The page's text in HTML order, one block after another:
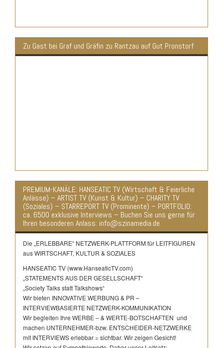
Zu Gast bei Graf und Gräfin zu Rantzau auf Gut Pronstorf
PREMIUM-KANÄLE: HANSEATIC TV (Wirtschaft & Feierliche
Anlässe) – ARTIST TV (Kunst & Kultur) – CHARITY TV
(Soziales) – STARREPORT TV (Prominente) – PORTFOLIO:
ca. 6500 exklusive Interviews – Buchen Sie uns gerne für
Ihren besonderen Anlass: info@szinamedia.de
Die „ERLEBBARE“ NETZWERK-PLATTFORM für LEITFIGUREN
aus WIRTSCHAFT, KULTUR & SOZIALES
HANSEATIC TV (www.HanseaticTV.com)
„STATEMENTS AUS DER GESELLSCHAFT“
„Society Talks statt Talkshows“
Wir bieten INNOVATIVE WERBUNG & PR –
INTERVIEWBASIERTE NETZWERK-KOMMUNIKATION
Wir begleiten Ihre WERBE – & WERTE-BOTSCHAFTEN und
machen UNTERNEHMER-bzw. ENTSCHEIDER-NETZWERKE
mit INTERVIEWS erlebbar = sichtbar. Wir zeigen Gesicht!